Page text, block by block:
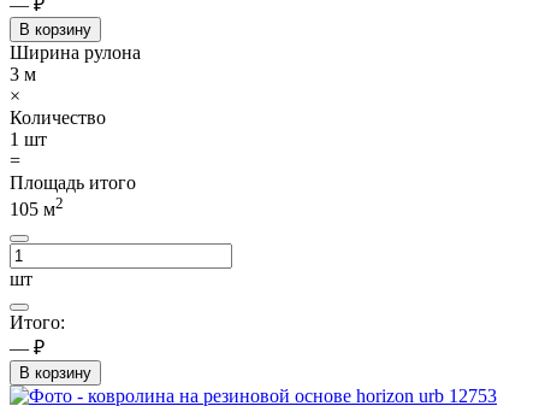
— ₽
В корзину
Ширина рулона
3 м
×
Количество
1 шт
=
Площадь итого
105 м2
шт
Итого:
— ₽
В корзину